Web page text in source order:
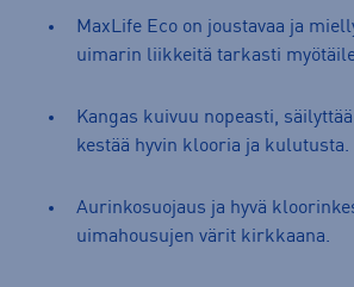
MaxLife Eco on joustavaa ja
uimarin liikkeitä tarkasti
Kangas kuivuu nopeasti,
kestää hyvin klooria ja kulutusta.
Aurinkosuojaus ja hyvä
uimahousujen värit kirkkaana.